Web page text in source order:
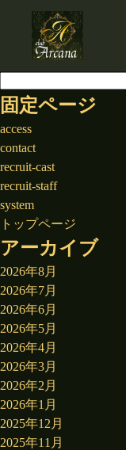
索:
固定ページ
access
contact
recruit-cast
recruit-staff
system
トップページ
アーカイブ
2026年8月
2026年7月
2026年6月
2026年5月
2026年4月
2026年3月
2026年2月
2026年1月
2025年12月
2025年11月